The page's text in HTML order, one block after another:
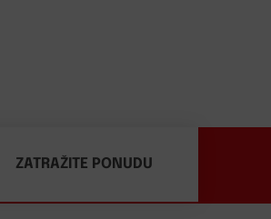
ZATRAŽITE PONUDU